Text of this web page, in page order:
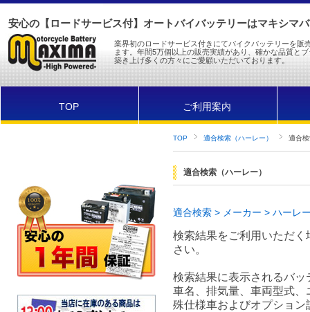
安心の【ロードサービス付】オートバイバッテリーはマキシマ
業界初のロードサービス付きにてバイクバッテリーを販
ます。年間5万個以上の販売実績があり、確かな品質と
築き上げ多くの方々にご愛顧いただいております。
TOP ご利用案内
TOP 適合検索（ハーレー） 適合
適合検索（ハーレー）
適合検索 > メーカー > ハーレ
検索結果をご利用いただ
さい。
検索結果に表示されるバ
車名、排気量、車両型式
殊仕様車およびオプショ